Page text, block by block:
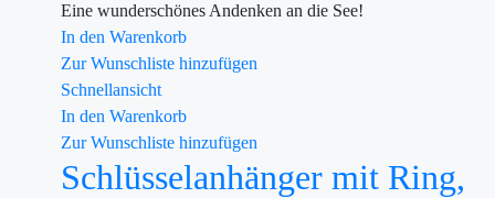
Eine wunderschönes Andenken an die See!
In den Warenkorb
Zur Wunschliste hinzufügen
Schnellansicht
In den Warenkorb
Zur Wunschliste hinzufügen
Schlüsselanhänger mit Ring,